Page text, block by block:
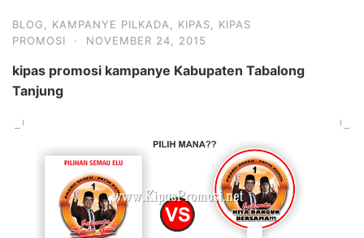
BLOG KAMPANYE PILKADA KIPAS
KIPAS
PROMOSI
· NOVEMBER 24, 2015
kipas promosi kampanye Kabupaten Tabalong
Tanjung